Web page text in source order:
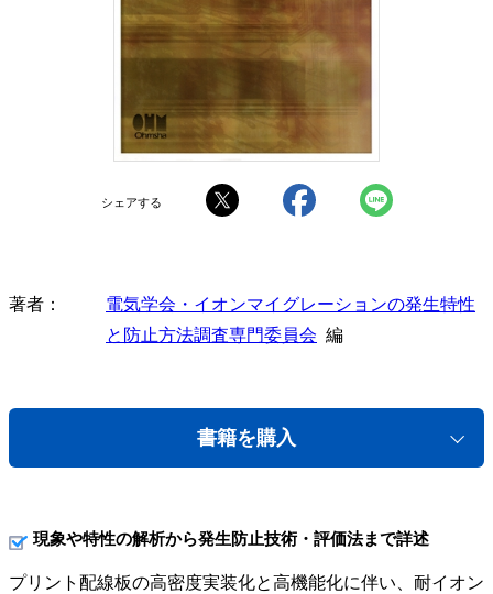
シェアする
著者
電気学会・イオンマイグレーションの発生特性
と防止方法調査専門委員会 編
書籍を購入
現象や特性の解析から発生防止技術・評価法まで詳述
プリント配線板の高密度実装化と高機能化に伴い、耐イオン